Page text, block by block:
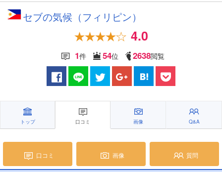
セブの気候（フィリピン）
4.0
1件 54位 2638閲覧
トップ 口コミ 画像 Q&A
口コミ 画像 質問